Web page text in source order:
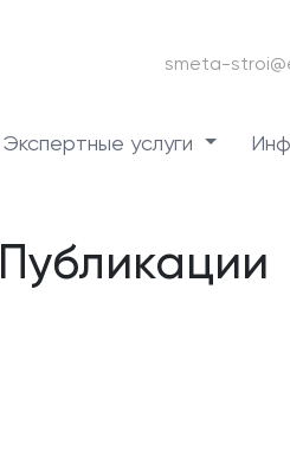
smeta-
Экспертные услуги
Публикации